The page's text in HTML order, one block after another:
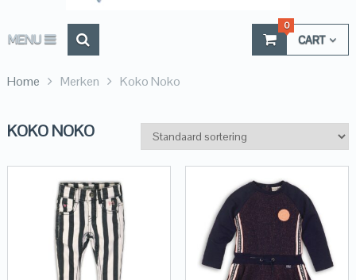
MENU CART
0
Home Merken Koko Noko
KOKO NOKO